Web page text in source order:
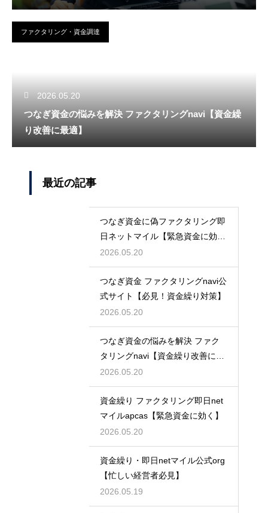
ファクタリング・資金調達
2026.05.20
つなぎ資金の悩みを解決 ファクタリングnavi【資金繰
り改善に最適】
最近の記事
つなぎ資金に偽ファクタリング即
日ネットマイル【緊急資金に効
く】
2026.05.20
つなぎ資金 ファクタリングnavi公
式サイト【必見！資金繰り対策】
2026.05.20
つなぎ資金の悩みを解決 ファク
タリングnavi【資金繰り改善に最
適】
2026.05.20
資金繰り ファクタリング即日net
マイルapcas【緊急資金に効く】
2026.05.20
資金繰り・即日netマイル公式org
【忙しい経営者必見】
2026.05.19